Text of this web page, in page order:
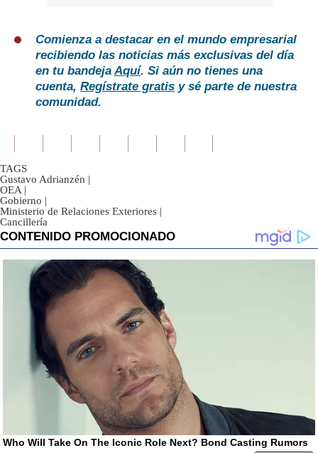
Comienza a destacar en el mundo empresarial
recibiendo las noticias más exclusivas del día
en tu bandejaAquí. Si aún no tienes una
cuenta, Regístrate gratis y sé parte de nuestra
comunidad.
TAGS
Gustavo Adrianzén |
OEA |
Gobierno |
Ministerio de Relaciones Exteriores |
Cancillería